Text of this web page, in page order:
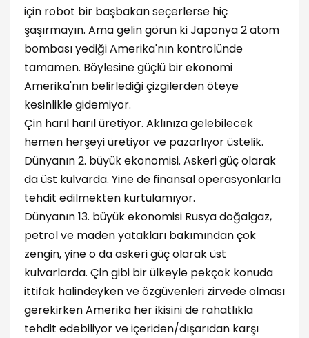
için robot bir başbakan seçerlerse hiç
şaşırmayın. Ama gelin görün ki Japonya 2 atom
bombası yediği Amerika'nın kontrolünde
tamamen. Böylesine güçlü bir ekonomi
Amerika'nın belirlediği çizgilerden öteye
kesinlikle gidemiyor.
Çin harıl harıl üretiyor. Aklınıza gelebilecek
hemen herşeyi üretiyor ve pazarlıyor üstelik.
Dünyanın 2. büyük ekonomisi. Askeri güç olarak
da üst kulvarda. Yine de finansal operasyonlarla
tehdit edilmekten kurtulamıyor.
Dünyanın 13. büyük ekonomisi Rusya doğalgaz,
petrol ve maden yatakları bakımından çok
zengin, yine o da askeri güç olarak üst
kulvarlarda. Çin gibi bir ülkeyle pekçok konuda
ittifak halindeyken ve özgüvenleri zirvede olması
gerekirken Amerika her ikisini de rahatlıkla
tehdit edebiliyor ve içeriden/dışarıdan karşı